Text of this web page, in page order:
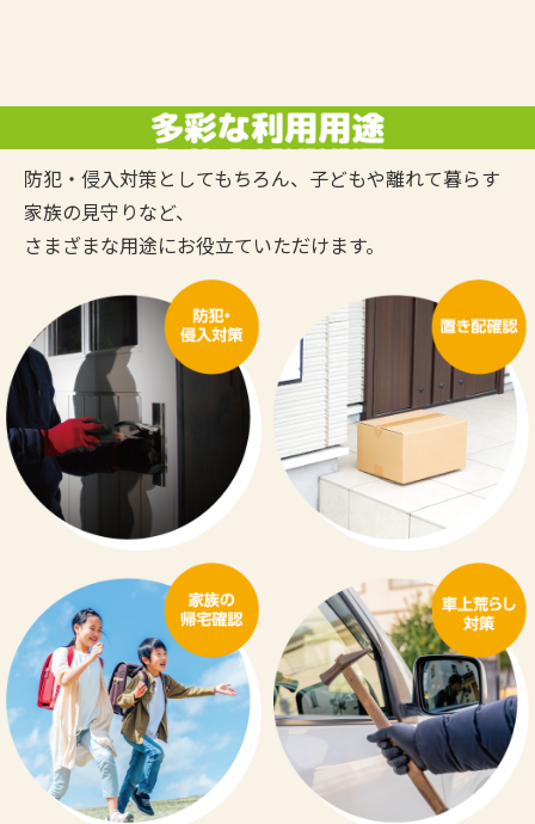
防犯・侵入対策としてもちろん、子どもや離れて暮らす
家族の見守りなど、
さまざまな用途にお役立ていただけます。